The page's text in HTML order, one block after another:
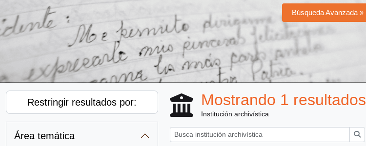
Búsqueda Avanzada »
Restringir resultados por:
Área temática
Mostrando 1 resultados
Institución archivística